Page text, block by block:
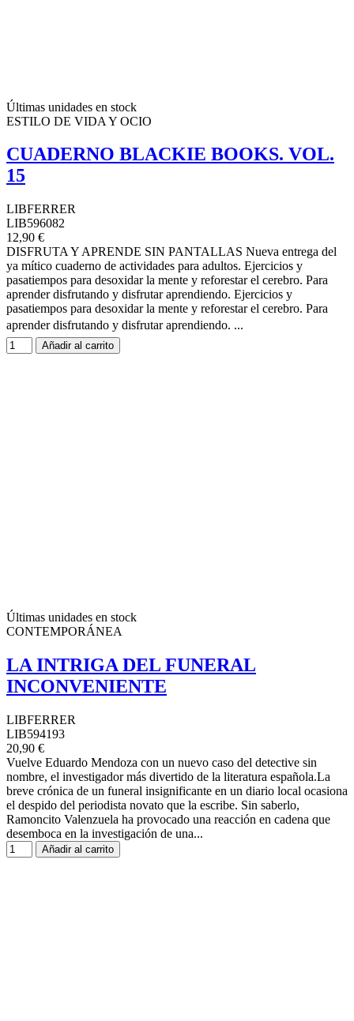
Últimas unidades en stock
ESTILO DE VIDA Y OCIO
CUADERNO BLACKIE BOOKS. VOL.
15
LIBFERRER
LIB596082
12,90 €
DISFRUTA Y APRENDE SIN PANTALLAS Nueva entrega del
ya mítico cuaderno de actividades para adultos. Ejercicios y
pasatiempos para desoxidar la mente y reforestar el cerebro. Para
aprender disfrutando y disfrutar aprendiendo. Ejercicios y
pasatiempos para desoxidar la mente y reforestar el cerebro. Para
aprender disfrutando y disfrutar aprendiendo. ...
Añadir al carrito
Últimas unidades en stock
CONTEMPORÁNEA
LA INTRIGA DEL FUNERAL
INCONVENIENTE
LIBFERRER
LIB594193
20,90 €
Vuelve Eduardo Mendoza con un nuevo caso del detective sin
nombre, el investigador más divertido de la literatura española.La
breve crónica de un funeral insignificante en un diario local ocasiona
el despido del periodista novato que la escribe. Sin saberlo,
Ramoncito Valenzuela ha provocado una reacción en cadena que
desemboca en la investigación de una...
Añadir al carrito